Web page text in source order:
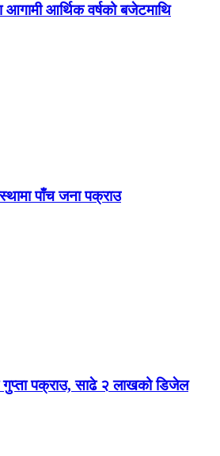
आर्थिक वर्षको बजेटमाथि
पाँच जना पक्राउ
गुप्ता पक्राउ, साढे २ लाखको डिजेल